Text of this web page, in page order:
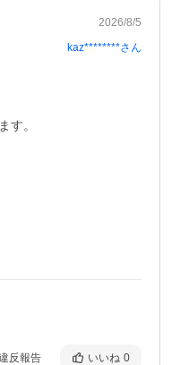
2026/8/5
kaz********さん
す。
反報告 いいね 0